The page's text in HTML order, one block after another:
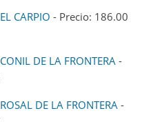
CARPIO - Precio: 186.00
DE LA FRONTERA -
DE LA FRONTERA -